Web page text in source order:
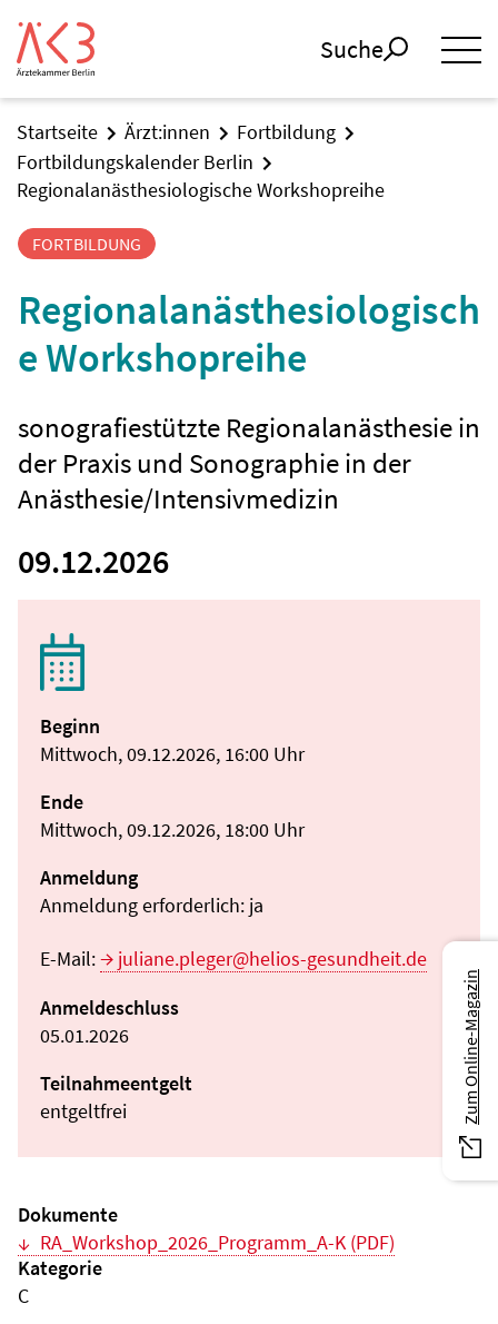
Suche
Startseite Ärzt:innen
Fortbildung
Fortbildungskalender Berlin
Regionalanästhesiologische Workshopreihe
FORTBILDUNG
Regionalanästhesiologisch
e Workshopreihe
sonografiestützte Regionalanästhesie in
der Praxis und Sonographie in der
Anästhesie/Intensivmedizin
09.12.2026
Beginn
Mittwoch, 09.12.2026, 16:00 Uhr
Ende
Mittwoch, 09.12.2026, 18:00 Uhr
Anmeldung
Anmeldung erforderlich: ja
E-Mail:
juliane.pleger@helios-gesundheit.de
Anmeldeschluss
05.01.2026
Teilnahmeentgelt
entgeltfrei
Dokumente
RA_Workshop_2026_Programm_A-K (PDF)
Kategorie
C
Zum Online-Magazin